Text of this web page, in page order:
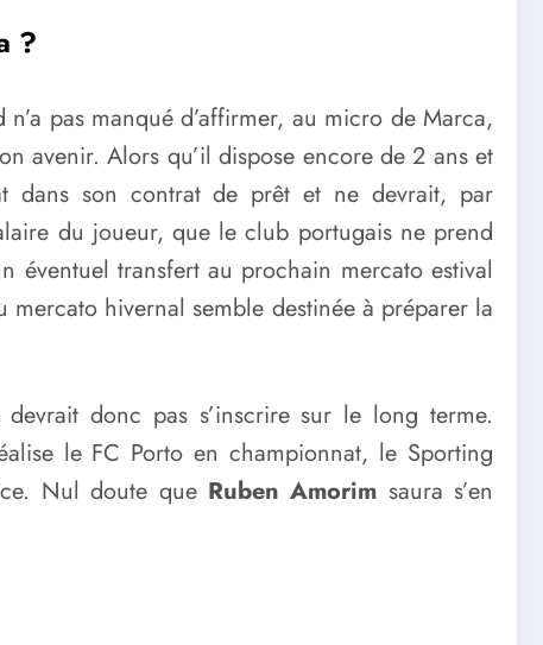
?
pas manqué d’affirmer, au micro de Marca,
avenir. Alors qu’il dispose encore de 2 ans et
dans son contrat de prêt et ne devrait, par
du joueur, que le club portugais ne prend
éventuel transfert au prochain mercato estival
mercato hivernal semble destinée à préparer la
donc pas s’inscrire sur le long terme.
le FC Porto en championnat, le Sporting
Nul doute que Ruben Amorim saura s’en